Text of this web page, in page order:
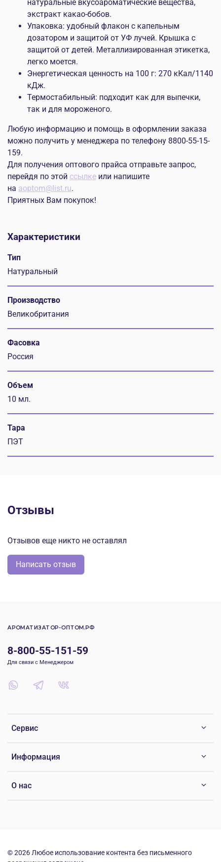
натуральные вкусоароматические вещества,
экстракт какао-бобов.
Упаковка: удобный флакон с капельным
дозатором и защитой от УФ лучей. Крышка с
защитой от детей. Металлизированная этикетка,
легко моется.
Энергетическая ценность на 100 г: 270 кКал/1140
кДж.
Термостабильный: подходит как для выпечки,
так и для мороженого.
Любую информацию и помощь в оформлении заказа
можно получить у менеджера по телефону 8800-55-15-
159.
Для получения оптового прайса отправьте запрос,
перейдя по этой ссылке или напишите
на aoptom@list.ru.
Приятных Вам покупок!
Характеристики
Тип
Натуральный
Производство
Великобритания
Фасовка
Россия
Объем
10 мл.
Тара
ПЭТ
Отзывы
Отзывов еще никто не оставлял
Написать отзыв
Сервис
Информация
О нас
8-800-55-151-59
Для связи с Менеджером
АРОМАТИЗАТОР-ОПТОМ.РФ
© 2026 Любое использование контента без письменного